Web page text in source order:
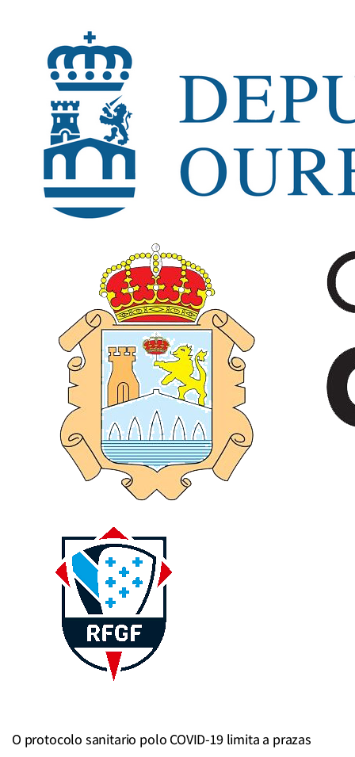
O protocolo sanitario polo COVID-19 limita a prazas